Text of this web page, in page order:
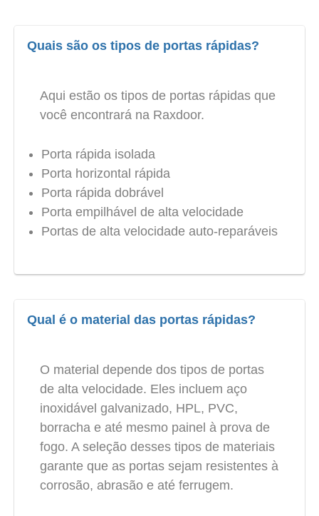
Quais são os tipos de portas rápidas?
Aqui estão os tipos de portas rápidas que
você encontrará na Raxdoor.
Porta rápida isolada
Porta horizontal rápida
Porta rápida dobrável
Porta empilhável de alta velocidade
Portas de alta velocidade auto-reparáveis
Qual é o material das portas rápidas?
O material depende dos tipos de portas
de alta velocidade. Eles incluem aço
inoxidável galvanizado, HPL, PVC,
borracha e até mesmo painel à prova de
fogo. A seleção desses tipos de materiais
garante que as portas sejam resistentes à
corrosão, abrasão e até ferrugem.